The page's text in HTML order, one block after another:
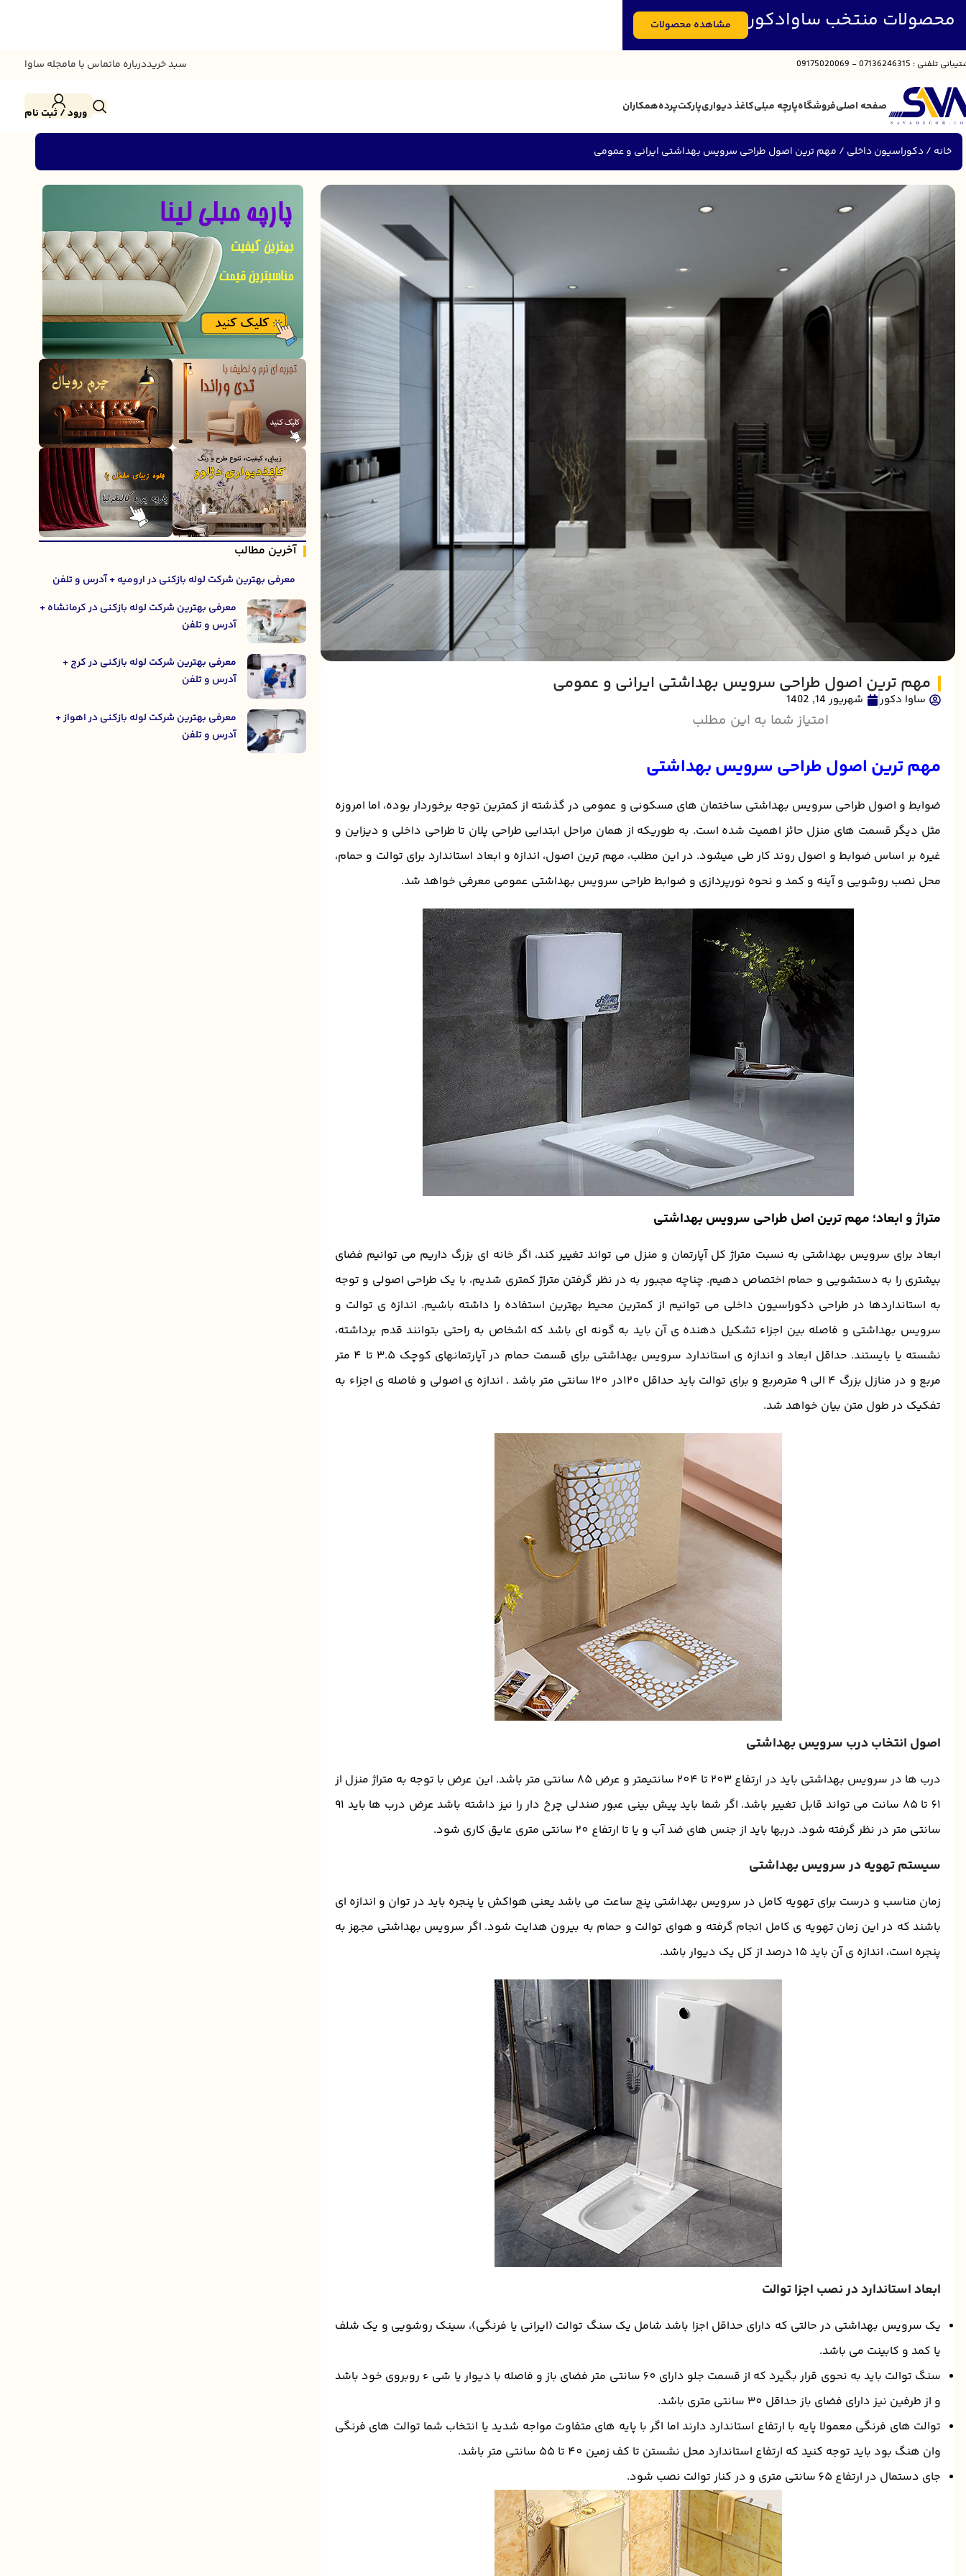
تیبانی تلفنی : 07136246315 - 09175020069 سبد خریددرباره ماتماس با مامجله ساوا
صفحه اصلیفروشگاهپارچه مبلیکاغذ دیواریپارکتپردههمکاران ورود / ثبت نام
خانه دکوراسیون داخلی مهم ترین اصول طراحی سرویس بهداشتی ایرانی و عمومی
مهم ترین اصول طراحی سرویس بهداشتی ایرانی و عمومی
ساوا دکور شهریور 14, 1402
امتیاز شما به این مطلب
مهم ترین اصول طراحی سرویس بهداشتی
ضوابط و اصول طراحی سرویس بهداشتی ساختمان های مسکونی و عمومی در گذشته از کمترین توجه برخوردار بوده، اما امروزه
مثل دیگر قسمت های منزل حائز اهمیت شده است. به طوریکه از همان مراحل ابتدایی طراحی پلان تا طراحی داخلی و دیزاین و
غیره بر اساس ضوابط و اصول روند کار طی میشود. در این مطلب، مهم ترین اصول، اندازه و ابعاد استاندارد برای توالت و حمام،
محل نصب روشویی و آینه و کمد و نحوه نورپردازی و ضوابط طراحی سرویس بهداشتی عمومی معرفی خواهد شد.
متراژ و ابعاد؛ مهم ترین اصل طراحی سرویس بهداشتی
ابعاد برای سرویس بهداشتی به نسبت متراژ کل آپارتمان و منزل می تواند تغییر کند، اگر خانه ای بزرگ داریم می توانیم فضای
بیشتری را به دستشویی و حمام اختصاص دهیم. چناچه مجبور به در نظر گرفتن متراژ کمتری شدیم، با یک طراحی اصولی و توجه
به استانداردها در طراحی دکوراسیون داخلی می توانیم از کمترین محیط بهترین استفاده را داشته باشیم. اندازه ی توالت و
سرویس بهداشتی و فاصله بین اجزاء تشکیل دهنده ی آن باید به گونه ای باشد که اشخاص به راحتی بتوانند قدم برداشته،
نشسته یا بایستند. حداقل ابعاد و اندازه ی استاندارد سرویس بهداشتی برای قسمت حمام در آپارتمانهای کوچک 3.5 تا 4 متر
مربع و در منازل بزرگ 4 الی 9 مترمربع و برای توالت باید حداقل 120در 120 سانتی متر باشد . اندازه ی اصولی و فاصله ی اجزاء به
تفکیک در طول متن بیان خواهد شد.
اصول انتخاب درب سرویس بهداشتی
درب ها در سرویس بهداشتی باید در ارتفاع 203 تا 204 سانتیمتر و عرض 85 سانتی متر باشد. این عرض با توجه به متراژ منزل از
61 تا 85 سانت می تواند قابل تغییر باشد. اگر شما باید پیش بینی عبور صندلی چرخ دار را نیز داشته باشد عرض درب ها باید 91
سانتی متر در نظر گرفته شود. دربها باید از جنس های ضد آب و یا تا ارتفاع 20 سانتی متری عایق کاری شود.
سیستم تهویه در سرویس بهداشتی
زمان مناسب و درست برای تهویه کامل در سرویس بهداشتی پنج ساعت می باشد یعنی هواکش یا پنجره باید در توان و اندازه ای
باشند که در این زمان تهویه ی کامل انجام گرفته و هوای توالت و حمام به بیرون هدایت شود. اگر سرویس بهداشتی مجهز به
پنجره است، اندازه ی آن باید 15 درصد از کل یک دیوار باشد.
ابعاد استاندارد در نصب اجزا توالت
یک سرویس بهداشتی در حالتی که دارای حداقل اجزا باشد شامل یک سنگ توالت (ایرانی یا فرنگی)، سینک روشویی و یک شلف
یا کمد و کابینت می باشد.
سنگ توالت باید به نحوی قرار بگیرد که از قسمت جلو دارای 60 سانتی متر فضای باز و فاصله با دیوار یا شی ء روبروی خود باشد
و از طرفین نیز دارای فضای باز حداقل 30 سانتی متری باشد.
توالت های فرنگی معمولا پایه با ارتفاع استاندارد دارند اما اگر با پایه های متفاوت مواجه شدید یا انتخاب شما توالت های فرنگی
وان هنگ بود باید توجه کنید که ارتفاع استاندارد محل نشستن تا کف زمین 40 تا 55 سانتی متر باشد.
جای دستمال در ارتفاع 65 سانتی متری و در کنار توالت نصب شود.
آخرین مطالب
معرفی بهترین شرکت لوله بازکنی در ارومیه + آدرس و تلفن
معرفی بهترین شرکت لوله بازکنی در کرمانشاه +
آدرس و تلفن
معرفی بهترین شرکت لوله بازکنی در کرج +
آدرس و تلفن
معرفی بهترین شرکت لوله بازکنی در اهواز +
آدرس و تلفن
محصولات منتخب ساوادکور مشاهده محصولات